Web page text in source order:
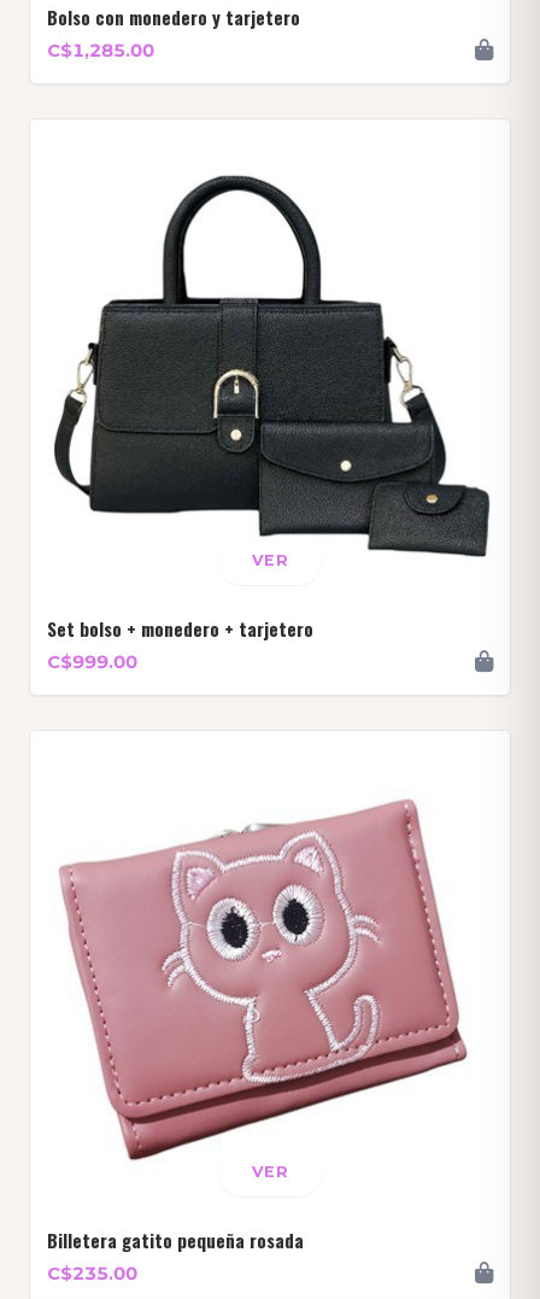
Bolso con monedero y tarjetero
C$1,285.00
VER
Set bolso + monedero + tarjetero
C$999.00
VER
Billetera gatito pequeña rosada
C$235.00